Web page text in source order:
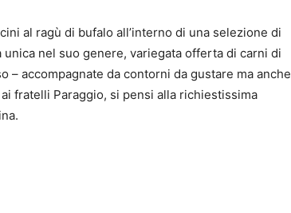
al ragù di bufalo all’interno di una selezione di
nel suo genere, variegata offerta di carni di
– accompagnate da contorni da gustare ma anche
fratelli Paraggio, si pensi alla richiestissima
na.